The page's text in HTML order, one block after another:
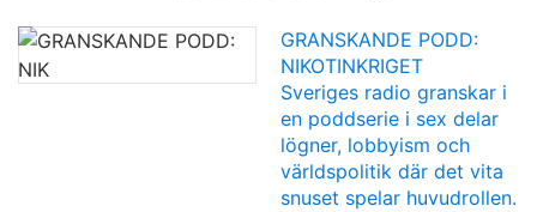
GRANSKANDE PODD:
NIKOTINKRIGET
Sveriges radio granskar i
en poddserie i sex delar
lögner, lobbyism och
världspolitik där det vita
snuset spelar huvudrollen.